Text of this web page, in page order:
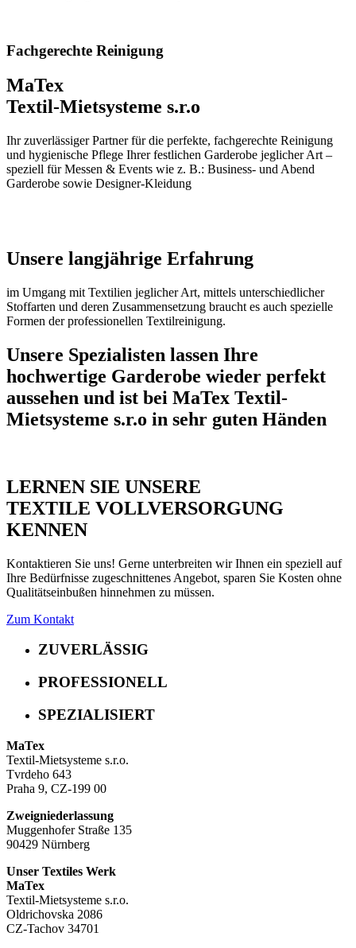
Fachgerechte Reinigung
MaTex
Textil-Mietsysteme s.r.o
Ihr zuverlässiger Partner für die perfekte, fachgerechte Reinigung
und hygienische Pflege Ihrer festlichen Garderobe jeglicher Art –
speziell für Messen & Events wie z. B.: Business- und Abend
Garderobe sowie Designer-Kleidung
Unsere langjährige Erfahrung
im Umgang mit Textilien jeglicher Art, mittels unterschiedlicher
Stoffarten und deren Zusammensetzung braucht es auch spezielle
Formen der professionellen Textilreinigung.
Unsere Spezialisten lassen Ihre
hochwertige Garderobe wieder perfekt
aussehen und ist bei MaTex Textil-
Mietsysteme s.r.o in sehr guten Händen
LERNEN SIE UNSERE
TEXTILE VOLLVERSORGUNG
KENNEN
Kontaktieren Sie uns! Gerne unterbreiten wir Ihnen ein speziell auf
Ihre Bedürfnisse zugeschnittenes Angebot, sparen Sie Kosten ohne
Qualitätseinbußen hinnehmen zu müssen.
Zum Kontakt
ZUVERLÄSSIG
PROFESSIONELL
SPEZIALISIERT
MaTex
Textil-Mietsysteme s.r.o.
Tvrdeho 643
Praha 9, CZ-199 00
Zweigniederlassung
Muggenhofer Straße 135
90429 Nürnberg
Unser Textiles Werk
MaTex
Textil-Mietsysteme s.r.o.
Oldrichovska 2086
CZ-Tachov 34701